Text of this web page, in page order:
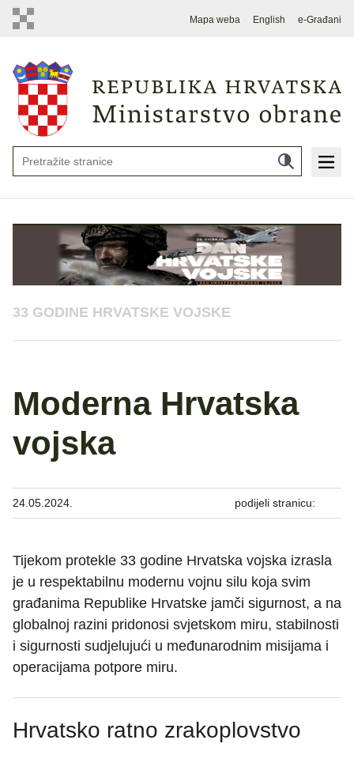
Mapa weba English e-Građani
33 GODINE HRVATSKE VOJSKE
Moderna Hrvatska
vojska
24.05.2024. podijeli stranicu:
Tijekom protekle 33 godine Hrvatska vojska izrasla
je u respektabilnu modernu vojnu silu koja svim
građanima Republike Hrvatske jamči sigurnost, a na
globalnoj razini pridonosi svjetskom miru, stabilnosti
i sigurnosti sudjelujući u međunarodnim misijama i
operacijama potpore miru.
Hrvatsko ratno zrakoplovstvo